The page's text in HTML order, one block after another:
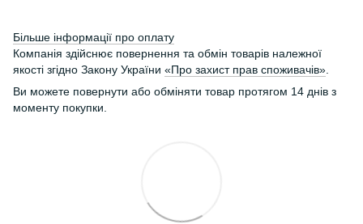
Більше інформації про оплату
Компанія здійснює повернення та обмін товарів належної
якості згідно Закону України «Про захист прав споживачів».
Ви можете повернути або обміняти товар протягом 14 днів з
моменту покупки.